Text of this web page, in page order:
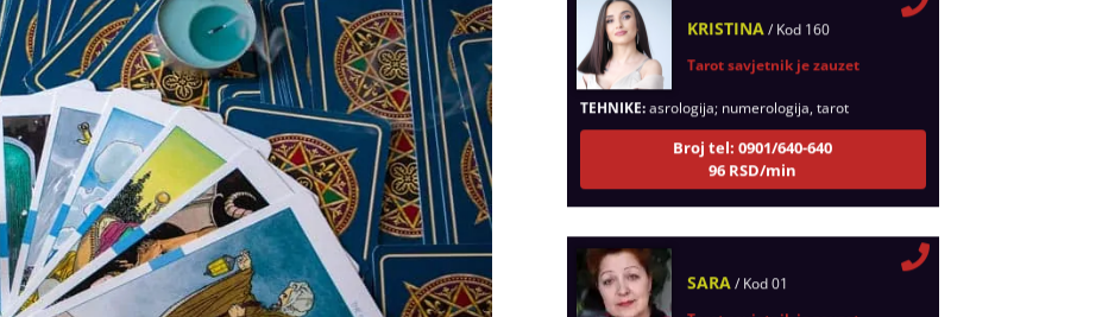
Tarot savjetnik je zauzet
TEHNIKE:asrologija; numerologija, tarot
Broj tel: 0901/640-640
96 RSD/min
Tarot savjetnik je zauzet